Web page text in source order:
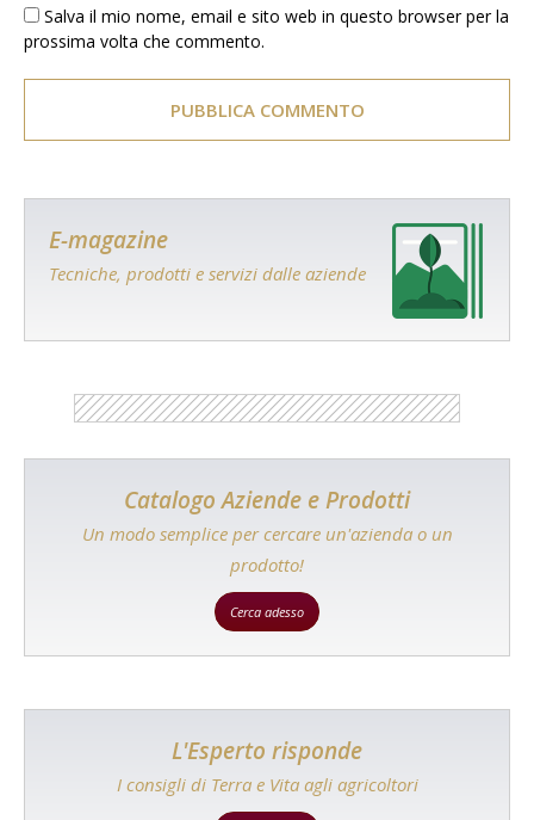
Salva il mio nome, email e sito web in questo browser per la
prossima volta che commento.
E-magazine
Tecniche, prodotti e servizi dalle aziende
Catalogo Aziende e Prodotti
Un modo semplice per cercare un'azienda o un
prodotto!
Cerca adesso
L'Esperto risponde
I consigli di Terra e Vita agli agricoltori